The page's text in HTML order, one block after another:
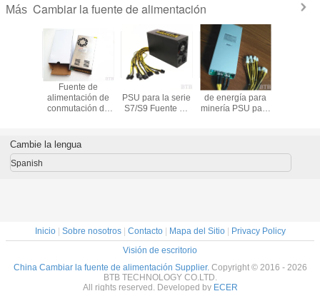
Más Cambiar la fuente de alimentación
Fuente de
alimentación de
conmutación de
350W 360W
400W 500W
alimentación de
ASIC AntMiner
PSU para la serie
S7/S9 Fuente de
litecoin 1800W
Potencia
1800W suministro
de energía para
minería PSU para
Cambie la lengua
Spanish
Inicio| Sobre nosotros| Contacto| Mapa del Sitio|
Privacy Policy
Visión de escritorio
China Cambiar la fuente de alimentación Supplier. Copyright © 2016 - 2026
BTB TECHNOLOGY CO.LTD.
All rights reserved. Developed by ECER